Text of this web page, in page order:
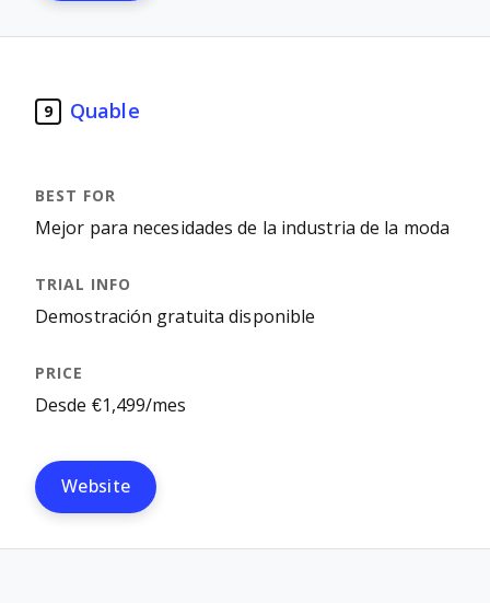
9 Quable
Mejor para necesidades de la industria de la moda
Demostración gratuita disponible
Desde €1,499/mes
Website